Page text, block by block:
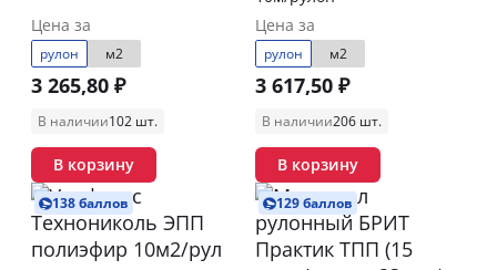
Цена за
рулон м2
3 265,80 ₽
В наличии102 шт.
В корзину
Цена за
рулон м2
3 617,50 ₽
В наличии206 шт.
В корзину
138 баллов 129 баллов